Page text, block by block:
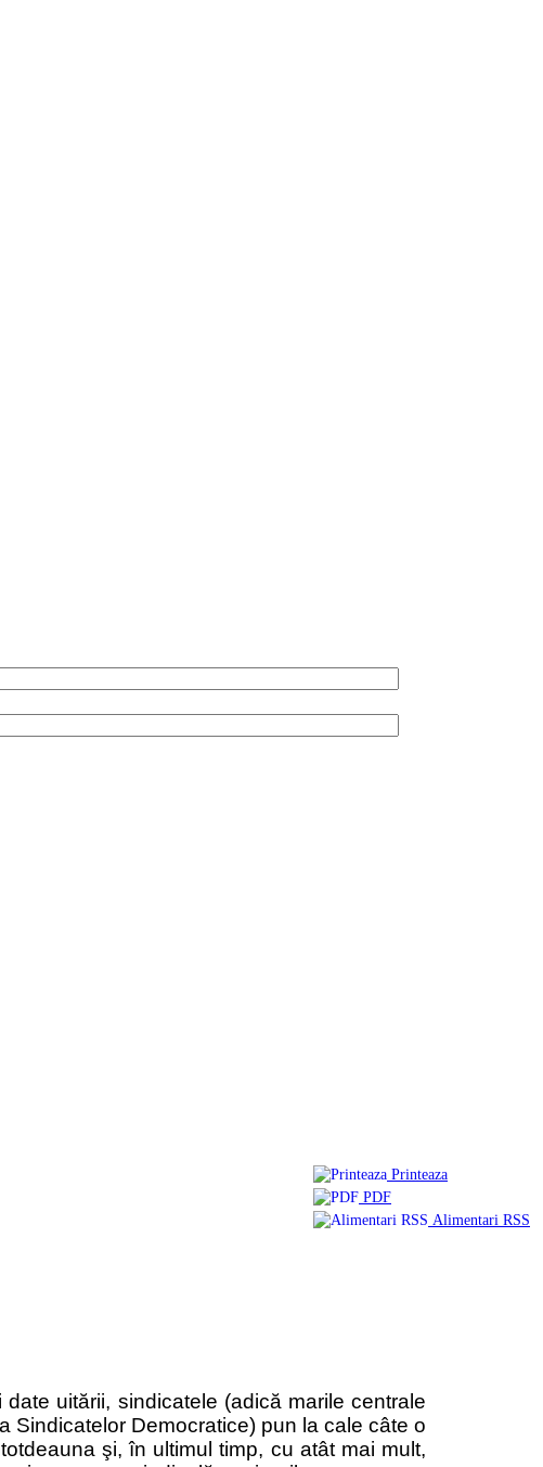
Printeaza
PDF
Alimentari RSS
uitării, sindicatele (adică marile centrale
Sindicatelor Democratice) pun la cale câte o
şi, în ultimul timp, cu atât mai mult,